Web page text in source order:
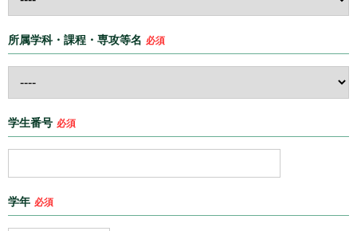
所属学科・課程・専攻等名 必須
学生番号 必須
学年 必須